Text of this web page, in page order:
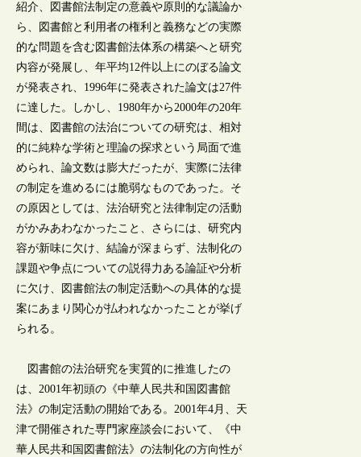
紹介、図書館法制定の意義や原則的な議論か
ら、図書館と利用者の権利と義務などの実際
的な問題を含む図書館法体系の構築へと研究
内容が発展し、年平均12件以上にのぼる論文
が発表され、1996年に発表された論文は27件
に達した。しかし、1980年から2000年の20年
間は、図書館の法治についての研究は、相対
的に純粋な学術と理論の探求という局面で進
められ、論文数は膨大だったが、実際に法律
の制定を進めるには脆弱なものであった。そ
の原因としては、法治研究と法律制定の活動
がかみあわなかったこと、さらには、研究内
容が新味に欠け、結論が深まらず、法制化の
課題や争点についての説得力ある論証や分析
に欠け、図書館法の制定活動への具体的な提
案にあまり関心が払われなかったことが挙げ
られる。
図書館の法治研究を実質的に推進したの
は、2001年初頭の《中華人民共和国図書館
法》の制定活動の開始である。2001年4月、天
津で開催された専門家座談会において、《中
華人民共和国図書館法》の法制化の方向性が